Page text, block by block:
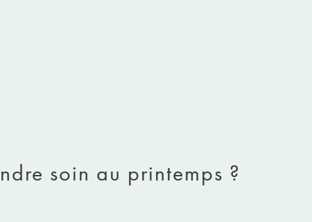
soin au printemps ?